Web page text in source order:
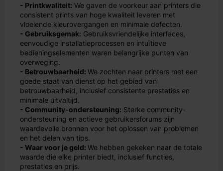
- Printkwaliteit: We gaven de voorkeur aan printers die
consistent prints van hoge kwaliteit leveren met
vloeiende kleurovergangen en minimale defecten.
- Gebruiksgemak: Gebruiksvriendelijke interfaces,
eenvoudige installatieprocessen en intuïtieve
bedieningselementen waren belangrijke punten van
overweging.
- Betrouwbaarheid: We zochten naar printers met een
goede staat van dienst op het gebied van
betrouwbaarheid, inclusief consistente prestaties en
minimale uitvaltijd.
- Community-ondersteuning: Sterke community-
ondersteuning en actieve gebruikersforums zijn
waardevolle bronnen voor het oplossen van problemen
en het delen van tips.
- Waar voor je geld: We hebben gekeken naar de totale
waarde die elke printer biedt, inclusief functies,
prestaties en prijs.